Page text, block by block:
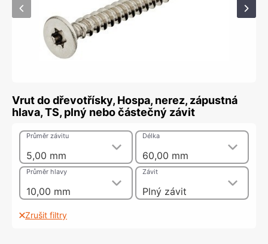
Vrut do dřevotřísky, Hospa, nerez, zápustná
hlava, TS, plný nebo částečný závit
5,00 mm
Průměr závitu
60,00 mm
Délka
10,00 mm
Průměr hlavy
Plný závit
Závit
Zrušit filtry